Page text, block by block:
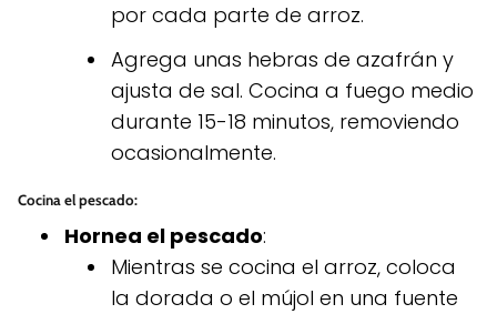
por cada parte de arroz.
Agrega unas hebras de azafrán y
ajusta de sal. Cocina a fuego medio
durante 15-18 minutos, removiendo
ocasionalmente.
Cocina el pescado:
Hornea el pescado:
Mientras se cocina el arroz, coloca
la dorada o el mújol en una fuente